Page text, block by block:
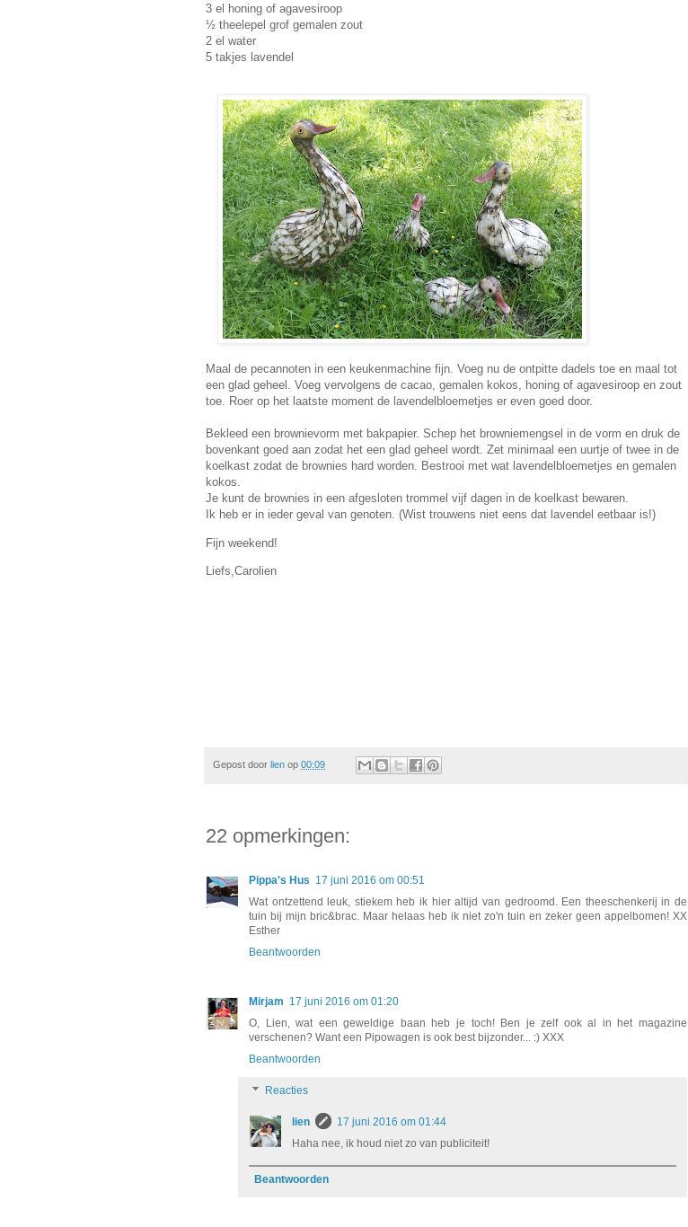
3 el honing of agavesiroop
½ theelepel grof gemalen zout
2 el water
5 takjes lavendel
Maal de pecannoten in een keukenmachine fijn. Voeg nu de ontpitte dadels toe en maal tot
een glad geheel. Voeg vervolgens de cacao, gemalen kokos, honing of agavesiroop en zout
toe. Roer op het laatste moment de lavendelbloemetjes er even goed door.
Bekleed een brownievorm met bakpapier. Schep het browniemengsel in de vorm en druk de
bovenkant goed aan zodat het een glad geheel wordt. Zet minimaal een uurtje of twee in de
koelkast zodat de brownies hard worden. Bestrooi met wat lavendelbloemetjes en gemalen
kokos.
Je kunt de brownies in een afgesloten trommel vijf dagen in de koelkast bewaren.
Ik heb er in ieder geval van genoten. (Wist trouwens niet eens dat lavendel eetbaar is!)
Fijn weekend!
Liefs,Carolien
Gepost door lien op 00:09
22 opmerkingen:
Pippa's Hus 17 juni 2016 om 00:51
Wat ontzettend leuk, stiekem heb ik hier altijd van gedroomd. Een theeschenkerij in de
tuin bij mijn bric&brac. Maar helaas heb ik niet zo'n tuin en zeker geen appelbomen! XX
Esther
Beantwoorden
Mirjam 17 juni 2016 om 01:20
O, Lien, wat een geweldige baan heb je toch! Ben je zelf ook al in het magazine
verschenen? Want een Pipowagen is ook best bijzonder... :) XXX
Beantwoorden
Reacties
lien
17 juni 2016 om 01:44
Haha nee, ik houd niet zo van publiciteit!
Beantwoorden